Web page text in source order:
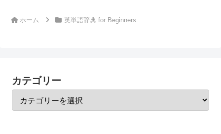
ホーム 英単語辞典 for Beginners
カテゴリー